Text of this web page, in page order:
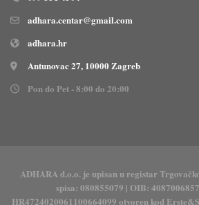
adhara.centar@gmail.com
adhara.hr
Antunovac 27, 10000 Zagreb
Pon do Pet - 8:00 do 20:00
ADHARA d.o.o. je upisan u registar
spisa: 080855079 | OIB:
HR4724020061100664099 otvoren kod